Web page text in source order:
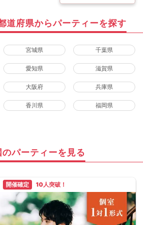
道府県からパーティーを探す
宮城県 千葉県
愛知県 滋賀県
大阪府 兵庫県
香川県 福岡県
のパーティーを見る
開催確定 10人突破！